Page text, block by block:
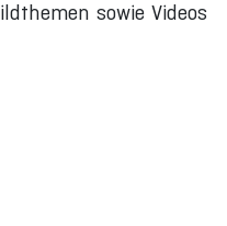
sowie Videos